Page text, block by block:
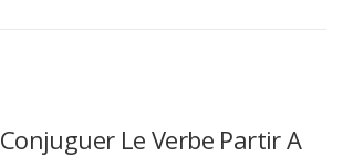
Le Verbe Partir A